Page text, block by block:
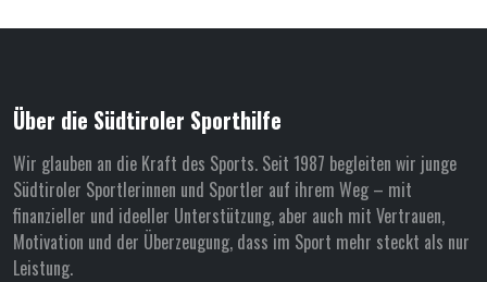
Über die Südtiroler Sporthilfe
Wir glauben an die Kraft des Sports. Seit 1987 begleiten wir junge
Südtiroler Sportlerinnen und Sportler auf ihrem Weg – mit
finanzieller und ideeller Unterstützung, aber auch mit Vertrauen,
Motivation und der Überzeugung, dass im Sport mehr steckt als nur
Leistung.